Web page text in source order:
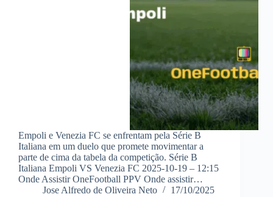
Empoli e Venezia FC se enfrentam pela Série B
Italiana em um duelo que promete movimentar a
parte de cima da tabela da competição. Série B
Italiana Empoli VS Venezia FC 2025-10-19 – 12:15
Onde Assistir OneFootball PPV Onde assistir…
Jose Alfredo de Oliveira Neto
17/10/2025